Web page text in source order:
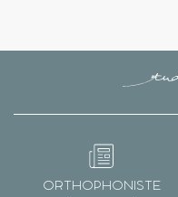
ORTHOPHONISTE